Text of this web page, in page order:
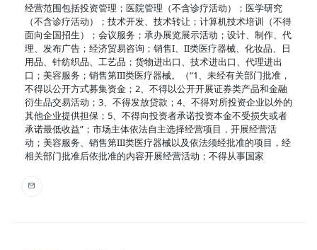
经营范围包括投资管理；医院管理（不含诊疗活动）；医学研究
（不含诊疗活动）；技术开发、技术转让；计算机技术培训（不得
面向全国招生）；会议服务；承办展览展示活动；设计、制作、代
理、发布广告；经济贸易咨询；销售I、II类医疗器械、化妆品、日
用品、针纺织品、工艺品；货物进出口、技术进出口、代理进出
口；美容服务；销售第III类医疗器械。（“1、未经有关部门批准，
不得以公开方式募集资金；2、不得以公开开展证券类产品和金融
衍生品交易活动；3、不得发放贷款；4、不得对所投资企业以外的
其他企业提供担保；5、不得向投资者承诺投资本金不受损失或者
承诺最低收益”；市场主体依法自主选择经营项目，开展经营活
动；美容服务、销售第III类医疗器械以及依法须经批准的项目，经
相关部门批准后依批准的内容开展经营活动；不得从事国家